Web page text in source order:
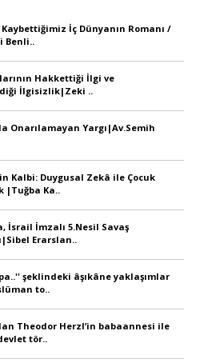
Kaybettiğimiz İç Dünyanın Romanı /
Benli..
Hakkettiği İlgi ve
İlgisizlik|Zeki ..
Onarılamayan Yargı|Av.Semih
Kalbi: Duygusal Zekâ ile Çocuk
|Tuğba Ka..
İsrail İmzalı 5.Nesil Savaş
Erarslan..
şeklindeki âşıkâne yaklaşımlar
to..
Theodor Herzl’in babaannesi ile
tör..